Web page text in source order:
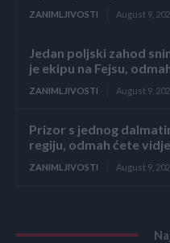
ZANIMLJIVOSTI August 9,
Jedan poljski zahod
je ekipu na Fejsu,
ZANIMLJIVOSTI August 9,
Prizor s jednog
regiju, odmah ćete
ZANIMLJIVOSTI August 9,